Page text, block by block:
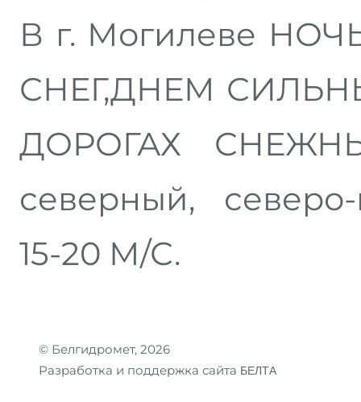
В г. Могилеве
СНЕГ,ДНЕМ
ДОРОГАХ
северный,
15-20 М/С.
© Белгидромет, 2026
Разработка и поддержка сайта БЕЛТА